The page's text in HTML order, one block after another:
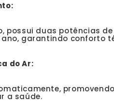
possui duas potências
garantindo conforto
do Ar:
a saúde.